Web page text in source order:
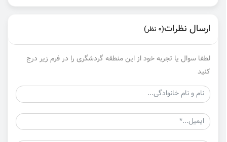
ارسال نظرات(0 نظر)
لطفا سوال یا تجربه خود از این منطقه گردشگری را در فرم زیر درج
کنید